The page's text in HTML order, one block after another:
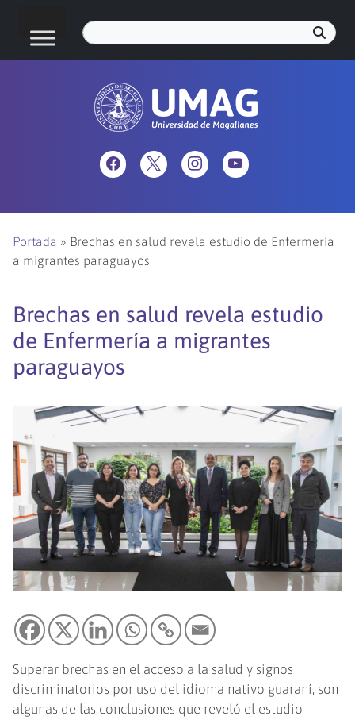
Portada » Brechas en salud revela estudio de Enfermería
a migrantes paraguayos
Brechas en salud revela estudio
de Enfermería a migrantes
paraguayos
Superar brechas en el acceso a la salud y signos
discriminatorios por uso del idioma nativo guaraní, son
algunas de las conclusiones que reveló el estudio